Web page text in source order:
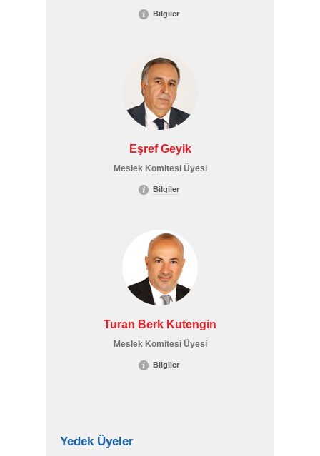
Bilgiler
Eşref Geyik
Meslek Komitesi Üyesi
Bilgiler
Turan Berk Kutengin
Meslek Komitesi Üyesi
Bilgiler
Yedek Üyeler